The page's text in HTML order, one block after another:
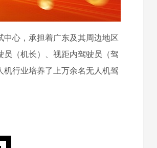
心，承担着广东及其周边地区
（机长）、视距内驾驶员（驾
行业培养了上万余名无人机驾